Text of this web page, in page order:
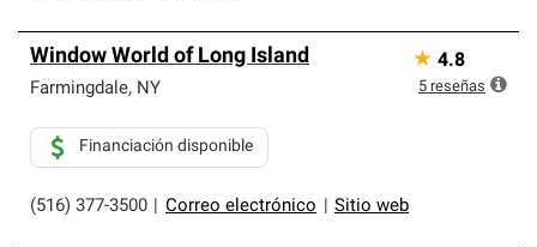
Window World of Long Island
Farmingdale, NY
(516) 377-3500 Correo electrónico Sitio web
Financiación disponible
★ 4.8
5 reseñas